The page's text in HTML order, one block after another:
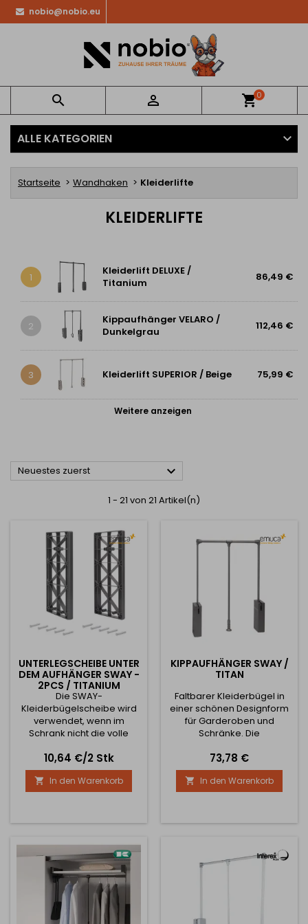
nobio@nobio.eu
  shopping_cart0
ALLE KATEGORIEN
Startseite Wandhaken Kleiderlifte
KLEIDERLIFTE
1
Kleiderlift DELUXE /
Titanium
86,49 €
2
Kippaufhänger VELARO /
Dunkelgrau
112,46 €
3 Kleiderlift SUPERIOR / Beige 75,99 €
Weitere anzeigen
Neuestes zuerst 
1 - 21 von 21 Artikel(n)
UNTERLEGSCHEIBE UNTER
DEM AUFHÄNGER SWAY -
2PCS / TITANIUM
Die SWAY-
Kleiderbügelscheibe wird
verwendet, wenn im
Schrank nicht die volle
Nach dem Öffnen und
Verwenden der Scheibe
gleitet der Kleiderbügel
und kann aus dem Weg
verwendet, wenn die Tür
Kleiderbügel angebracht
wird, behindert oder wenn
der Schrank geöffnet
werden kann und die...
Preis
10,64 €/2 Stk
 In den Warenkorb
KIPPAUFHÄNGER SWAY /
TITAN
Faltbarer Kleiderbügel in
einer schönen Designform
für Garderoben und
Schränke. Die
10 kg. Einfacher
Zusammenbau Designer
Design 3 verfügbare
Breiten
Preis
73,78 €
 In den Warenkorb